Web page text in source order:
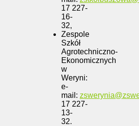
17 227-
16-
32,
Zespole
Szkół
Agrotechniczno-
Ekonomicznych
w
Weryni:
e-
mail:
17 227-
13-
32.